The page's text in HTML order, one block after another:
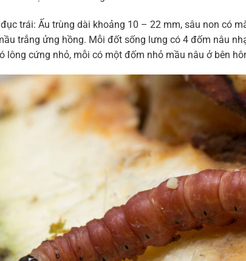
trái: Ấu trùng dài khoảng 10 – 22 mm, sâu non có
trắng ửng hồng. Mỗi đốt sống lưng có 4 đốm nâu
lông cứng nhỏ, mỗi có một đốm nhỏ mầu nâu ở bên